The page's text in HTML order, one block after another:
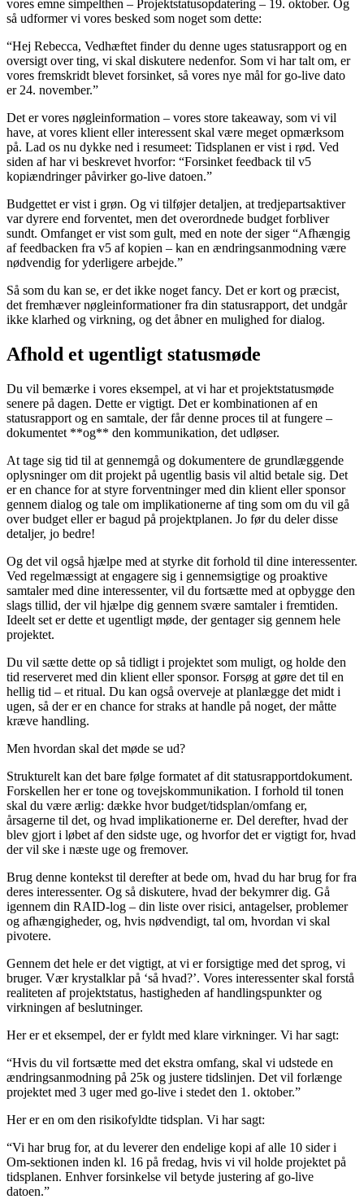
vores emne simpelthen – Projektstatusopdatering – 19. oktober. Og
så udformer vi vores besked som noget som dette:
“Hej Rebecca, Vedhæftet finder du denne uges statusrapport og en
oversigt over ting, vi skal diskutere nedenfor. Som vi har talt om, er
vores fremskridt blevet forsinket, så vores nye mål for go-live dato
er 24. november.”
Det er vores nøgleinformation – vores store takeaway, som vi vil
have, at vores klient eller interessent skal være meget opmærksom
på. Lad os nu dykke ned i resumeet: Tidsplanen er vist i rød. Ved
siden af har vi beskrevet hvorfor: “Forsinket feedback til v5
kopiændringer påvirker go-live datoen.”
Budgettet er vist i grøn. Og vi tilføjer detaljen, at tredjepartsaktiver
var dyrere end forventet, men det overordnede budget forbliver
sundt. Omfanget er vist som gult, med en note der siger “Afhængig
af feedbacken fra v5 af kopien – kan en ændringsanmodning være
nødvendig for yderligere arbejde.”
Så som du kan se, er det ikke noget fancy. Det er kort og præcist,
det fremhæver nøgleinformationer fra din statusrapport, det undgår
ikke klarhed og virkning, og det åbner en mulighed for dialog.
Afhold et ugentligt statusmøde
Du vil bemærke i vores eksempel, at vi har et projektstatusmøde
senere på dagen. Dette er vigtigt. Det er kombinationen af en
statusrapport og en samtale, der får denne proces til at fungere –
dokumentet **og** den kommunikation, det udløser.
At tage sig tid til at gennemgå og dokumentere de grundlæggende
oplysninger om dit projekt på ugentlig basis vil altid betale sig. Det
er en chance for at styre forventninger med din klient eller sponsor
gennem dialog og tale om implikationerne af ting som om du vil gå
over budget eller er bagud på projektplanen. Jo før du deler disse
detaljer, jo bedre!
Og det vil også hjælpe med at styrke dit forhold til dine interessenter.
Ved regelmæssigt at engagere sig i gennemsigtige og proaktive
samtaler med dine interessenter, vil du fortsætte med at opbygge den
slags tillid, der vil hjælpe dig gennem svære samtaler i fremtiden.
Ideelt set er dette et ugentligt møde, der gentager sig gennem hele
projektet.
Du vil sætte dette op så tidligt i projektet som muligt, og holde den
tid reserveret med din klient eller sponsor. Forsøg at gøre det til en
hellig tid – et ritual. Du kan også overveje at planlægge det midt i
ugen, så der er en chance for straks at handle på noget, der måtte
kræve handling.
Men hvordan skal det møde se ud?
Strukturelt kan det bare følge formatet af dit statusrapportdokument.
Forskellen her er tone og tovejskommunikation. I forhold til tonen
skal du være ærlig: dække hvor budget/tidsplan/omfang er,
årsagerne til det, og hvad implikationerne er. Del derefter, hvad der
blev gjort i løbet af den sidste uge, og hvorfor det er vigtigt for, hvad
der vil ske i næste uge og fremover.
Brug denne kontekst til derefter at bede om, hvad du har brug for fra
deres interessenter. Og så diskutere, hvad der bekymrer dig. Gå
igennem din RAID-log – din liste over risici, antagelser, problemer
og afhængigheder, og, hvis nødvendigt, tal om, hvordan vi skal
pivotere.
Gennem det hele er det vigtigt, at vi er forsigtige med det sprog, vi
bruger. Vær krystalklar på ‘så hvad?’. Vores interessenter skal forstå
realiteten af projektstatus, hastigheden af handlingspunkter og
virkningen af beslutninger.
Her er et eksempel, der er fyldt med klare virkninger. Vi har sagt:
“Hvis du vil fortsætte med det ekstra omfang, skal vi udstede en
ændringsanmodning på 25k og justere tidslinjen. Det vil forlænge
projektet med 3 uger med go-live i stedet den 1. oktober.”
Her er en om den risikofyldte tidsplan. Vi har sagt:
“Vi har brug for, at du leverer den endelige kopi af alle 10 sider i
Om-sektionen inden kl. 16 på fredag, hvis vi vil holde projektet på
tidsplanen. Enhver forsinkelse vil betyde justering af go-live
datoen.”